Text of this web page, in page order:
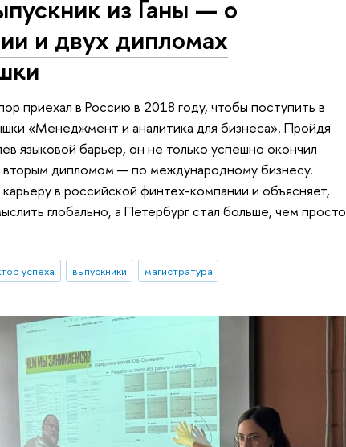
из Ганы — о
и двух дипломах
приехал в Россию в 2018 году, чтобы поступить в
«Менеджмент и аналитика для бизнеса». Пройдя
языковой барьер, он не только успешно окончил
вторым дипломом — по международному бизнесу.
в российской финтех-компании и объясняет,
глобально, а Петербург стал больше, чем просто
успеха выпускники магистратура